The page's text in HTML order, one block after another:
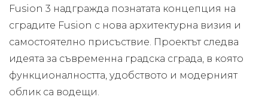
Fusion 3 надгражда познатата концепция на
сградите Fusion с нова архитектурна визия и
самостоятелно присъствие. Проектът следва
идеята за съвременна градска сграда, в която
функционалността, удобството и модерният
облик са водещи.